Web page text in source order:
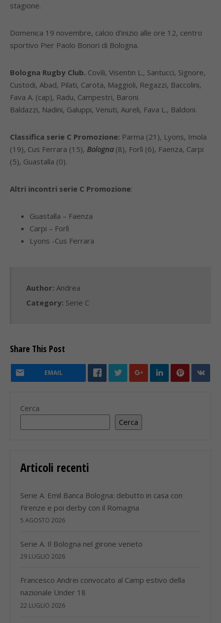
stagione.
Domenica 19 novembre, calcio d’inizio alle ore 12, centro
sportivo Pier Paolo Bonori di Bologna.
Bologna Rugby Club. Covili, Visentin L., Santucci, Signore,
Custodi, Abad, Pilati, Carota, Maggioli, Regazzi, Baccolini,
Fava A. (cap), Radu, Campestri, Baroni.
Baldazzi, Nadini, Galuppi, Venuti, Aureli, Fava L., Baldoni.
Classifica serie C Promozione: Parma (21), Lyons, Imola
(19), Cus Ferrara (15), Bologna (8), Forlì (6), Faenza, Carpi
(5), Guastalla (0).
Altri incontri serie C Promozione:
Guastalla – Faenza
Carpi – Forlì
Lyons -Cus Ferrara
Author: Andrea
Category: Serie C
Share This Post
EMAIL
Cerca
Cerca
Articoli recenti
Serie A. Emil Banca Bologna: debutto in casa con
Firenze e poi derby con il Romagna
5 AGOSTO 2026
Serie A. Il Bologna nel girone veneto
29 LUGLIO 2026
Francesco Andrei convocato al Camp estivo della
nazionale Under 18
22 LUGLIO 2026